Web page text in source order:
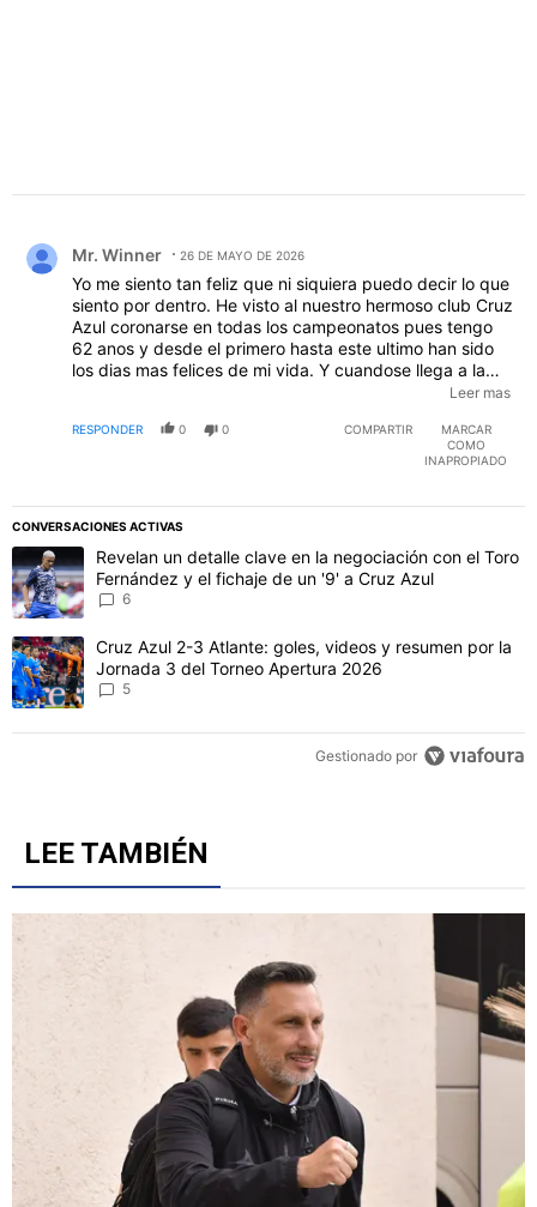
Mr. Winner 26 DE MAYO DE 2026
Yo me siento tan feliz que ni siquiera puedo decir lo que
siento por dentro. He visto al nuestro hermoso club Cruz
Azul coronarse en todas los campeonatos pues tengo
62 anos y desde el primero hasta este ultimo han sido
los dias mas felices de mi vida. Y cuandose llega a la
edad que tengo y haber visto lo que ya he visto (y
sincera y mesurada sin dejar de lado esa que siempre
tendre prendida por dentro esa llama de amor hacia
Leer mas
RESPONDER 0 0 COMPARTIR
MARCAR
COMO
INAPROPIADO
CONVERSACIONES ACTIVAS
Este listado muestra los artículos con más comentarios en los
Un artículo de tendencia con el título "Revelan un detalle clave
Revelan un detalle clave en la negociación con el Toro
Fernández y el fichaje de un '9' a Cruz Azul
6
Un artículo de tendencia con el título "Cruz Azul 2-3 Atlante:
Cruz Azul 2-3 Atlante: goles, videos y resumen por la
Jornada 3 del Torneo Apertura 2026
5
Gestionado por
LEE TAMBIÉN